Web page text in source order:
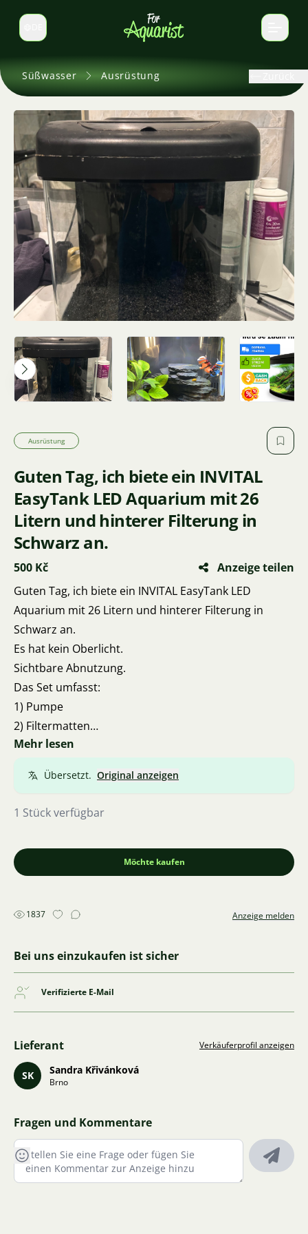
Sprache wechseln
Süßwasser Ausrüstung
Ausrüstung
Guten Tag, ich biete ein INVITAL
EasyTank LED Aquarium mit 26
Litern und hinterer Filterung in
Schwarz an.
500 Kč
Anzeige teilen
Guten Tag, ich biete ein INVITAL EasyTank LED
Aquarium mit 26 Litern und hinterer Filterung in
Schwarz an.
Es hat kein Oberlicht.
Sichtbare Abnutzung.
Das Set umfasst:
1) Pumpe
2) Filtermatten
3) Filterwatte
5) schwarzen Sand (siehe Foto)
(Brno Umgebung).
Mehr lesen
Übersetzt. Original anzeigen
1 Stück verfügbar
Möchte kaufen
1837 Anzeige melden
Bei uns einzukaufen ist sicher
Verifizierte E-Mail
Lieferant Verkäuferprofil anzeigen
SK Sandra Křivánková
Brno
Fragen und Kommentare